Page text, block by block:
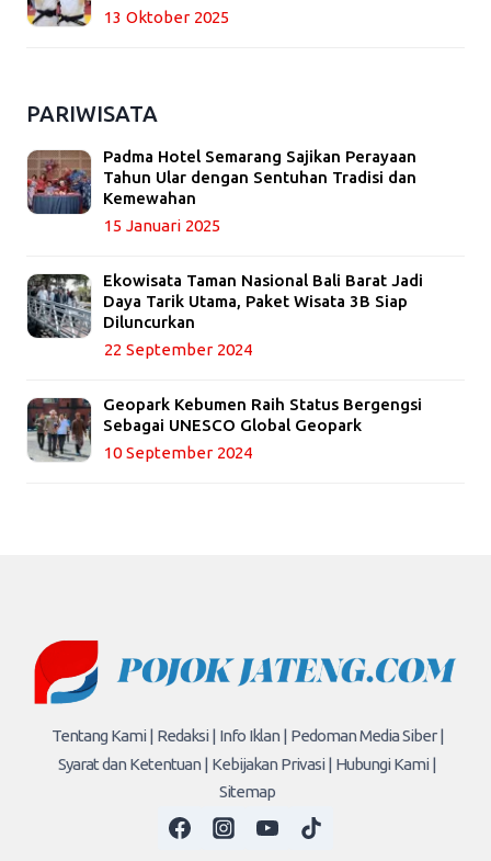
13 Oktober 2025
PARIWISATA
Padma Hotel Semarang Sajikan Perayaan
Tahun Ular dengan Sentuhan Tradisi dan
Kemewahan
15 Januari 2025
Ekowisata Taman Nasional Bali Barat Jadi
Daya Tarik Utama, Paket Wisata 3B Siap
Diluncurkan
22 September 2024
Geopark Kebumen Raih Status Bergengsi
Sebagai UNESCO Global Geopark
10 September 2024
Tentang Kami | Redaksi | Info Iklan | Pedoman Media Siber |
Syarat dan Ketentuan | Kebijakan Privasi | Hubungi Kami |
Sitemap